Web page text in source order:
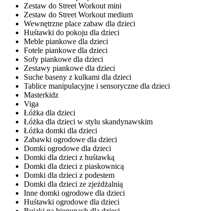
Zestaw do Street Workout mini
Zestaw do Street Workout medium
Wewnętrzne place zabaw dla dzieci
Huśtawki do pokoju dla dzieci
Meble piankowe dla dzieci
Fotele piankowe dla dzieci
Sofy piankowe dla dzieci
Zestawy piankowe dla dzieci
Suche baseny z kulkami dla dzieci
Tablice manipulacyjne i sensoryczne dla dzieci
Masterkidz
Viga
Łóżka dla dzieci
Łóżka dla dzieci w stylu skandynawskim
Łóżka domki dla dzieci
Zabawki ogrodowe dla dzieci
Domki ogrodowe dla dzieci
Domki dla dzieci z huśtawką
Domki dla dzieci z piaskownicą
Domki dla dzieci z podestem
Domki dla dzieci ze zjeżdżalnią
Inne domki ogrodowe dla dzieci
Huśtawki ogrodowe dla dzieci